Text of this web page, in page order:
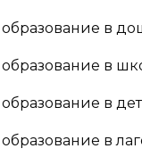
образование в
в
образование в
в